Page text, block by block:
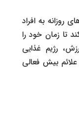
روزانه به افراد
تا زمان خود را
رژیم غذایی
بیش فعالی